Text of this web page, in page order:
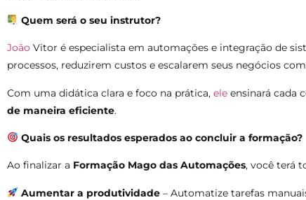
Quem será o seu instrutor?
João Vitor é especialista em automações e integração de
processos, reduzirem custos e escalarem seus negócios
Com uma didática clara e foco na prática, ele ensinará cada
de maneira eficiente.
Quais os resultados esperados ao concluir a formação?
Ao finalizar a Formação Mago das Automações, você terá
Aumentar a produtividade– Automatize tarefas